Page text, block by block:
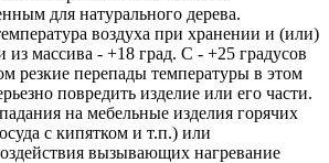
для натурального дерева.
воздуха при хранении и (или)
из массива - +18 град. С - +25 градусов
резкие перепады температуры в этом
повредить изделие или его части.
на мебельные изделия горячих
с кипятком и т.п.) или
вызывающих нагревание